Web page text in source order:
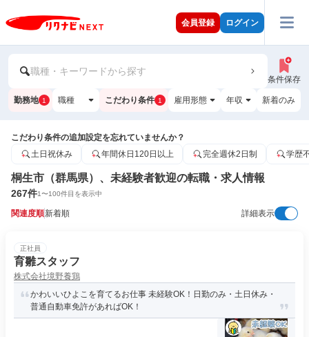
会員登録 ログイン
職種・キーワードから探す
条件保存
勤務地 1 職種 こだわり条件 1 雇用形態 年収 新着のみ
こだわり条件の追加設定を忘れていませんか？
土日祝休み
年間休日120日以上 完全週休2日制 学歴
桐生市（群馬県）、未経験者歓迎の転職・求人情報
267件1〜100件目を表示中
関連度順新着順 詳細表示
正社員
育雛スタッフ
株式会社境野養鶏
かわいいひよこを育てるお仕事 未経験OK！日勤のみ・土日休み・
普通自動車免許があればOK！